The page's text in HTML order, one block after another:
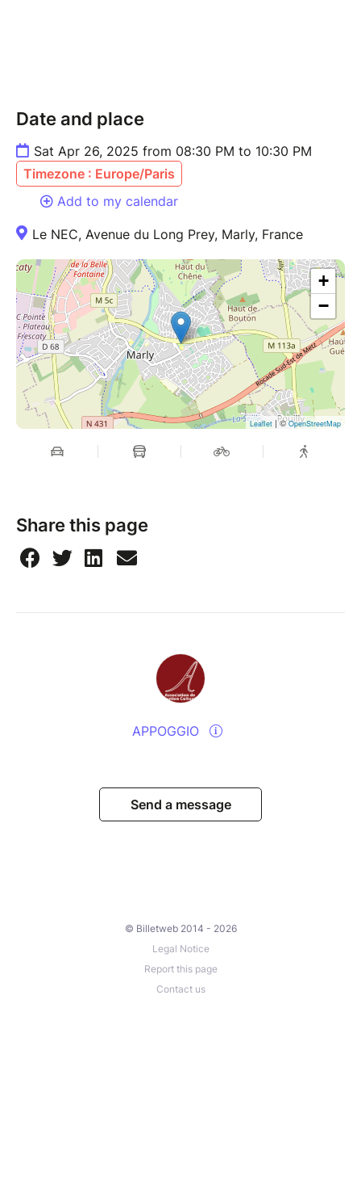
Date and place
Sat Apr 26, 2025 from 08:30 PM to 10:30 PM
Timezone : Europe/Paris
Add to my calendar
Le NEC, Avenue du Long Prey, Marly, France
+
−
Leaflet | ©OpenStreetMap
Share this page
APPOGGIO
Send a message
© Billetweb 2014 - 2026
Legal Notice
Report this page
Contact us